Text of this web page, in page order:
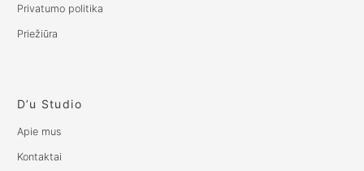
Privatumo politika
Priežiūra
D’u Studio
Apie mus
Kontaktai